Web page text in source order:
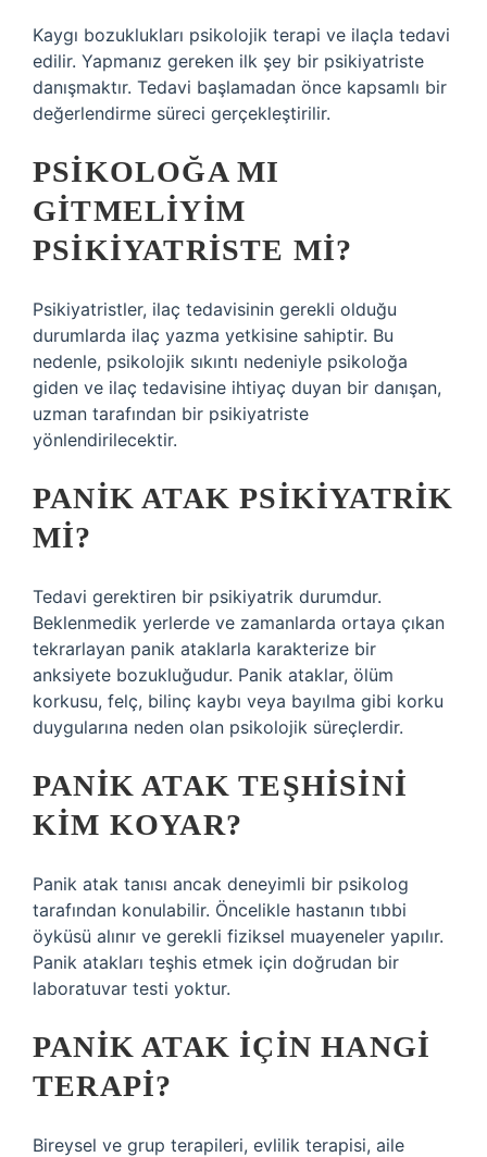
Kaygı bozuklukları psikolojik terapi ve ilaçla tedavi
edilir. Yapmanız gereken ilk şey bir psikiyatriste
danışmaktır. Tedavi başlamadan önce kapsamlı bir
değerlendirme süreci gerçekleştirilir.
PSIKOLOĞA MI
GITMELIYIM
PSIKIYATRISTE MI?
Psikiyatristler, ilaç tedavisinin gerekli olduğu
durumlarda ilaç yazma yetkisine sahiptir. Bu
nedenle, psikolojik sıkıntı nedeniyle psikoloğa
giden ve ilaç tedavisine ihtiyaç duyan bir danışan,
uzman tarafından bir psikiyatriste
yönlendirilecektir.
PANIK ATAK PSIKIYATRIK
MI?
Tedavi gerektiren bir psikiyatrik durumdur.
Beklenmedik yerlerde ve zamanlarda ortaya çıkan
tekrarlayan panik ataklarla karakterize bir
anksiyete bozukluğudur. Panik ataklar, ölüm
korkusu, felç, bilinç kaybı veya bayılma gibi korku
duygularına neden olan psikolojik süreçlerdir.
PANIK ATAK TEŞHISINI
KIM KOYAR?
Panik atak tanısı ancak deneyimli bir psikolog
tarafından konulabilir. Öncelikle hastanın tıbbi
öyküsü alınır ve gerekli fiziksel muayeneler yapılır.
Panik atakları teşhis etmek için doğrudan bir
laboratuvar testi yoktur.
PANIK ATAK IÇIN HANGI
TERAPI?
Bireysel ve grup terapileri, evlilik terapisi, aile